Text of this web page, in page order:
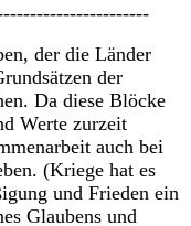
der die Länder
der
Da diese Blöcke
Werte zurzeit
auch bei
(Kriege hat es
und Frieden ein
Glaubens und